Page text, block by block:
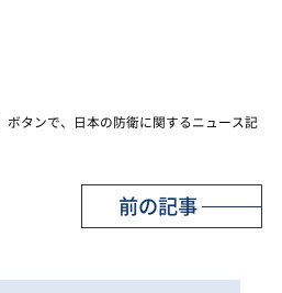
タンで、日本の防衛に関するニュース記
前の記事